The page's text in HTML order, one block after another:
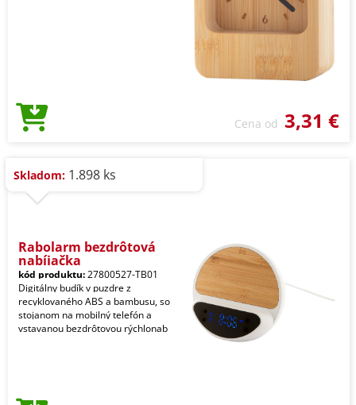
Cena od 3,31 €
Skladom: 1.898 ks
Rabolarm bezdrôtová
nabíjačka
kód produktu:27800527-TB01
Digitálny budík v puzdre z
recyklovaného ABS a bambusu, so
stojanom na mobilný telefón a
vstavanou bezdrôtovou rýchlonab